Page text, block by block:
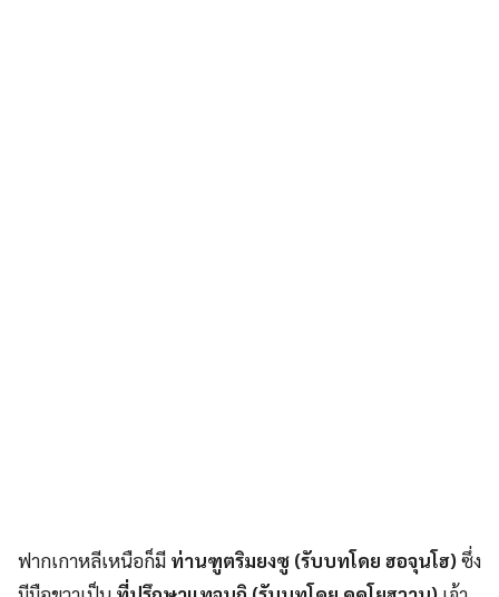
ฟากเกาหลีเหนือก็มี ท่านฑูตริมยงซู (รับบทโดย ฮอจุนโฮ)ซึ่ง